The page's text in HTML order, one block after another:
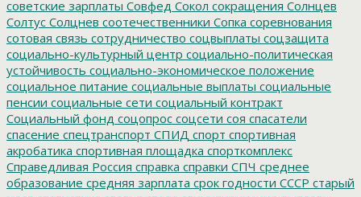
советские зарплаты Совфед Сокол сокращения Солнцев
Солтус Солцнев соотечественники Сопка соревнования
сотовая связь сотрудничество соцвыплаты соцзащита
социально-культурный центр социально-политическая
устойчивость социально-экономическое положение
социальное питание социальные выплаты социальные
пенсии социальные сети социальный контракт
Социальный фонд соцопрос соцсети соя спасатели
спасение спецтранспорт СПИД спорт спортивная
акробатика спортивная площадка спорткомплекс
Справедливая Россия справка справки СПЧ среднее
образование средняя зарплата срок годности СССР старый